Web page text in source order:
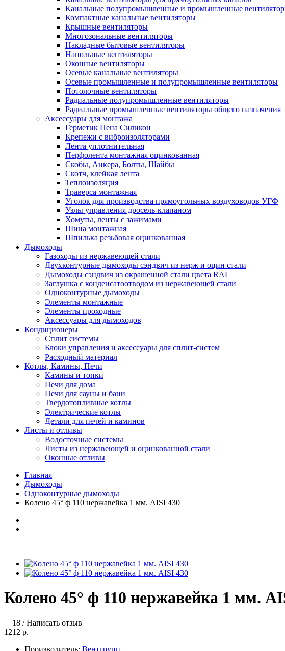
Канальные полупромышленные и промышленные
Компактные канальные вентиляторы
Крышные вентиляторы
Многозональные вентиляторы
Накладные бытовые вентиляторы
Напольные вентиляторы
Оконные вентиляторы
Осевые канальные вентиляторы
Осевые промышленные и полупромышленные вентиляторы
Потолочные вентиляторы
Радиальные полупромышленные вентиляторы
Радиальные промышленные вентиляторы общего назначения
Аксессуары для монтажа
Герметик Пена Силикон
Крепежи с виброизоляторами
Лента уплотнительная
Перфолента монтажная оцинкованная
Скобы, Анкера, Болты, Шайбы
Скотч, клейкая лента
Теплоизоляция
Траверса монтажная
Уголок для производства прямоугольных воздуховодов УГФ
Узлы управления дросель-клапаном
Хомуты, ленты с зажимами
Шина монтажная
Шпилька резьбовая оцинкованная
Дымоходы
Газоходы из нержавеющей стали
Двухконтурные дымоходы сэндвич из нерж и оцин стали
Дымоходы сэндвич из окрашенной стали цвета RAL
Заглушка с конденсатоотводом из нержавеющей стали
Одноконтурные дымоходы
Элементы монтажные
Элементы проходные
Аксессуары для дымоходов
Кондиционеры
Сплит системы
Блоки управления и аксессуары для сплит-систем
Расходный материал
Котлы, Камины, Печи
Камины и топки
Печи для дома
Печи для сауны и бани
Твердотопливные котлы
Электрические котлы
Детали для печей и каминов
Листы и отливы
Водосточные системы
Листы из нержавеющей и оцинкованной стали
Оконные отливы
Главная
Дымоходы
Одноконтурные дымоходы
Колено 45° ф 110 нержавейка 1 мм. AISI 430
Колено 45° ф 110 нержавейка 1 мм.
18 /Написать отзыв
1212 р.
Производитель: Вентгрупп